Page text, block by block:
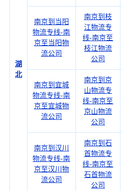
湖
北
南京到当阳
物流专线-南
京至当阳物
流公司
南京到枝
江物流专
线-南京至
枝江物流
公司
南京到宜城
物流专线-南
京至宜城物
流公司
南京到京
山物流专
线-南京至
京山物流
公司
南京到汉川
物流专线-南
京至汉川物
流公司
南京到石
首物流专
线-南京至
石首物流
公司